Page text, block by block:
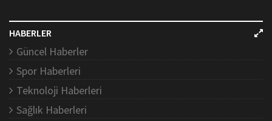
HABERLER
Güncel Haberler
Spor Haberleri
Teknoloji Haberleri
Sağlık Haberleri